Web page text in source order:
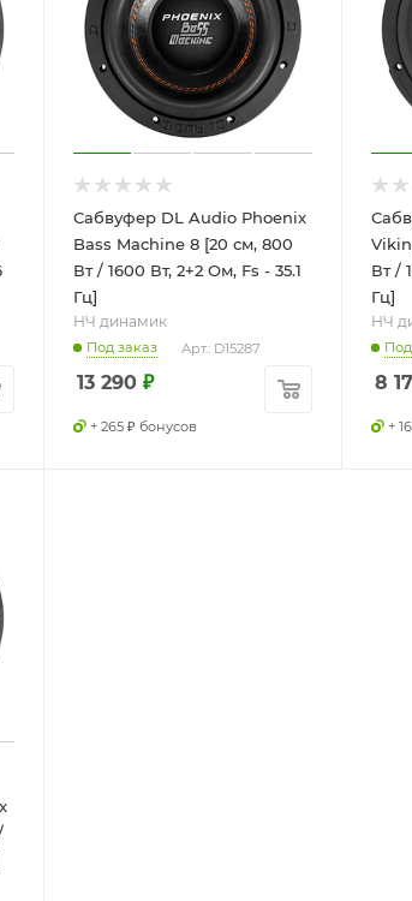
Сабвуфер DL Audio Phoenix
Bass Machine 8 [20 см, 800
Вт / 1600 Вт, 2+2 Ом, Fs - 35.1
Гц]
НЧ динамик
Под заказ Арт.: D15287
13 290₽
+ 265 ₽ бонусов
Вт /
Гц]
НЧ
8
+